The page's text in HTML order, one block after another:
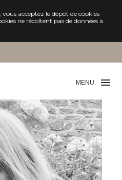
acceptez le dépôt de cookies
ne récoltent pas de données à
MENU